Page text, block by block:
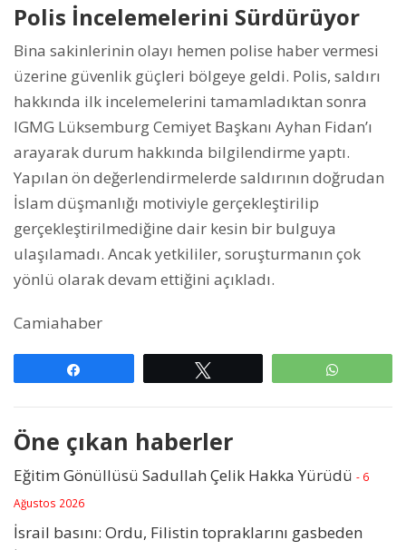
Polis İncelemelerini Sürdürüyor
Bina sakinlerinin olayı hemen polise haber vermesi
üzerine güvenlik güçleri bölgeye geldi. Polis, saldırı
hakkında ilk incelemelerini tamamladıktan sonra
IGMG Lüksemburg Cemiyet Başkanı Ayhan Fidan’ı
arayarak durum hakkında bilgilendirme yaptı.
Yapılan ön değerlendirmelerde saldırının doğrudan
İslam düşmanlığı motiviyle gerçekleştirilip
gerçekleştirilmediğine dair kesin bir bulguya
ulaşılamadı. Ancak yetkililer, soruşturmanın çok
yönlü olarak devam ettiğini açıkladı.
Camiahaber
Öne çıkan haberler
Eğitim Gönüllüsü Sadullah Çelik Hakka Yürüdü - 6
Ağustos 2026
İsrail basını: Ordu, Filistin topraklarını gasbeden